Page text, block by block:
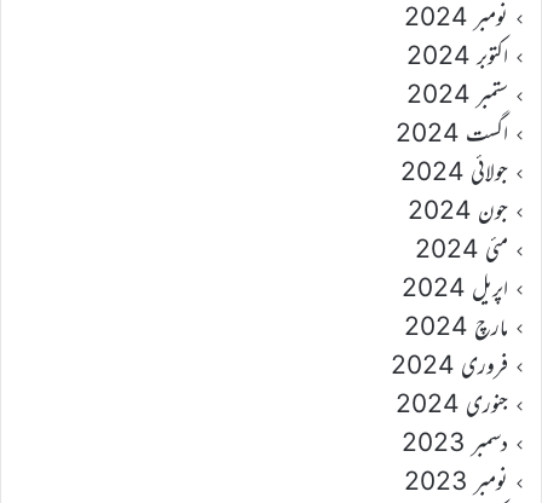
نومبر 2024
اکتوبر 2024
ستمبر 2024
اگست 2024
جولائی 2024
جون 2024
مئی 2024
اپریل 2024
مارچ 2024
فروری 2024
جنوری 2024
دسمبر 2023
نومبر 2023